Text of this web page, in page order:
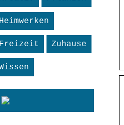
Heimwerken
Freizeit Zuhause